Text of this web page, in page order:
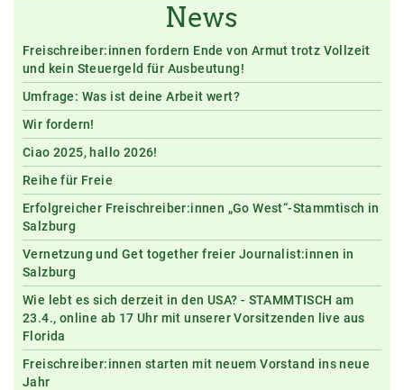
News
Freischreiber:innen fordern Ende von Armut trotz Vollzeit
und kein Steuergeld für Ausbeutung!
Umfrage: Was ist deine Arbeit wert?
Wir fordern!
Ciao 2025, hallo 2026!
Reihe für Freie
Erfolgreicher Freischreiber:innen „Go West“-Stammtisch in
Salzburg
Vernetzung und Get together freier Journalist:innen in
Salzburg
Wie lebt es sich derzeit in den USA? - STAMMTISCH am
23.4., online ab 17 Uhr mit unserer Vorsitzenden live aus
Florida
Freischreiber:innen starten mit neuem Vorstand ins neue
Jahr